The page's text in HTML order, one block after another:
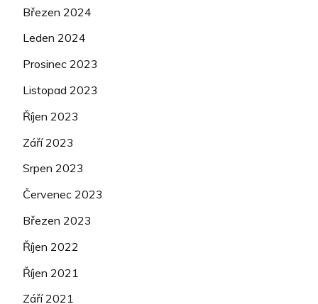
Březen 2024
Leden 2024
Prosinec 2023
Listopad 2023
Říjen 2023
Září 2023
Srpen 2023
Červenec 2023
Březen 2023
Říjen 2022
Říjen 2021
Září 2021